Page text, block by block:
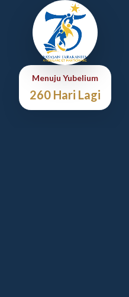
Menuju Yubelium
260 Hari Lagi